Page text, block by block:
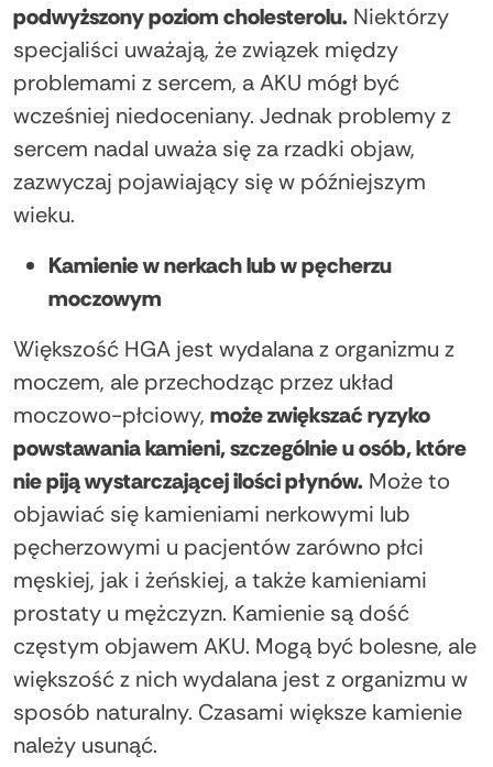
podwyższony poziom cholesterolu. Niektórzy
specjaliści uważają, że związek między
problemami z sercem, a AKU mógł być
wcześniej niedoceniany. Jednak problemy z
sercem nadal uważa się za rzadki objaw,
zazwyczaj pojawiający się w późniejszym
wieku.
Kamienie w nerkach lub w pęcherzu
moczowym
Większość HGA jest wydalana z organizmu z
moczem, ale przechodząc przez układ
moczowo-płciowy, może zwiększać ryzyko
powstawania kamieni, szczególnie u osób, które
nie piją wystarczającej ilości płynów. Może to
objawiać się kamieniami nerkowymi lub
pęcherzowymi u pacjentów zarówno płci
męskiej, jak i żeńskiej, a także kamieniami
prostaty u mężczyzn. Kamienie są dość
częstym objawem AKU. Mogą być bolesne, ale
większość z nich wydalana jest z organizmu w
sposób naturalny. Czasami większe kamienie
należy usunąć.